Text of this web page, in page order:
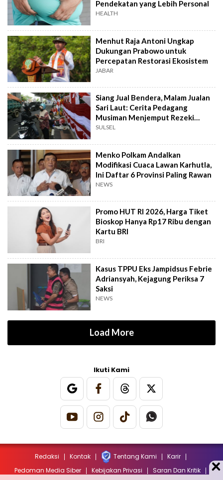
Pendekatan yang Lebih Personal
HEALTH
Menhut Raja Antoni Ungkap
Dukungan Prabowo untuk
Percepatan Restorasi Ekosistem
JABAR
Siang Jual Bendera, Malam Jualan
Sari Laut: Cerita Pedagang
Musiman Menjemput Rezeki
Kemerdekaan
SULSEL
Menko Polkam Andalkan
Modifikasi Cuaca Lawan Karhutla,
Ini Daftar 6 Provinsi Paling Rawan
NEWS
Promo HUT RI 2026, Harga Tiket
Bioskop Hanya Rp17 Ribu dengan
Kartu BRI
BRI
Kasus TPPU Eks Jampidsus Febrie
Adriansyah, Kejagung Periksa 7
Saksi
NEWS
Load More
Ikuti Kami
Redaksi Kontak Tentang Kami
Karir
Pedoman Media Siber
Kebijakan Privasi Saran Dan Kritik